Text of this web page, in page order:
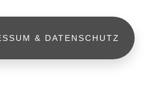
& DATENSCHUTZ